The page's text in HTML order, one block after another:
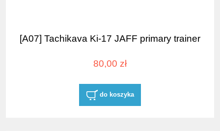
[A07] Tachikava Ki-17 JAFF primary trainer
80,00 zł
do koszyka